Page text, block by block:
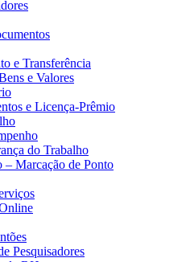
e Transferência
e Valores
e Licença-Prêmio
do Trabalho
– Marcação de Ponto
Pesquisadores